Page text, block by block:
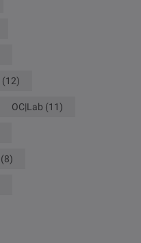
(12)
OC|Lab (11)
(8)